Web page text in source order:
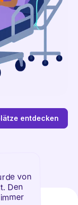
entdecken
von
Den